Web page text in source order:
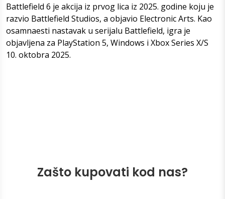
Battlefield 6 je akcija iz prvog lica iz 2025. godine koju je
razvio Battlefield Studios, a objavio Electronic Arts. Kao
osamnaesti nastavak u serijalu Battlefield, igra je
objavljena za PlayStation 5, Windows i Xbox Series X/S
10. oktobra 2025.
Zašto kupovati kod nas?